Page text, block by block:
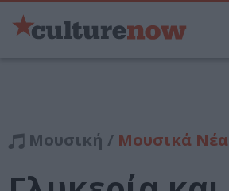
Μουσική / Μουσικά Νέα